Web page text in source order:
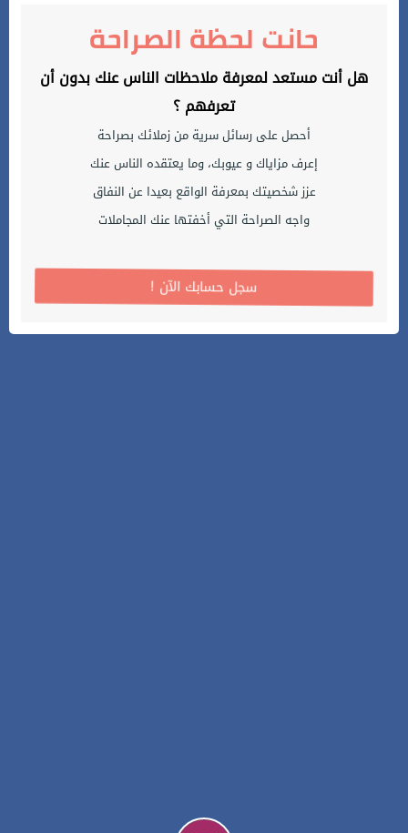
حانت لحظة الصراحة
هل أنت مستعد لمعرفة ملاحظات الناس عنك بدون أن
تعرفهم ؟
أحصل على رسائل سرية من زملائك بصراحة
إعرف مزاياك و عيوبك، وما يعتقده الناس عنك
عزز شخصيتك بمعرفة الواقع بعيدا عن النفاق
واجه الصراحة التي أخفتها عنك المجاملات
! سجل حسابك الآن